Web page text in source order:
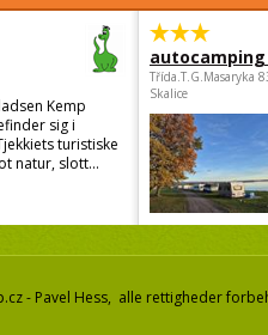
Kemp
sig i
turistiske
natur, slott...
autocamping
Třída.T.G.Masaryka
Skalice
- Pavel Hess, alle rettigheder